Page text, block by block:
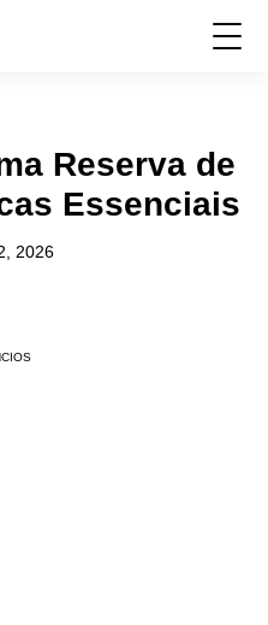
Reserva de
Essenciais
2026